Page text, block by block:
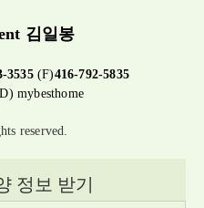
김일봉
3535(F)416-792-5835
mybesthome
reserved.
정보 받기